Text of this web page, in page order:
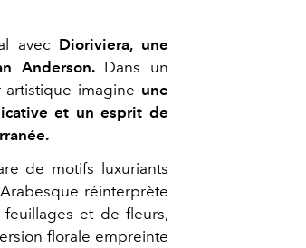
avec Dioriviera, une
Anderson. Dans un
imagine une
et un esprit de
de motifs luxuriants
réinterprète
et de fleurs,
florale empreinte